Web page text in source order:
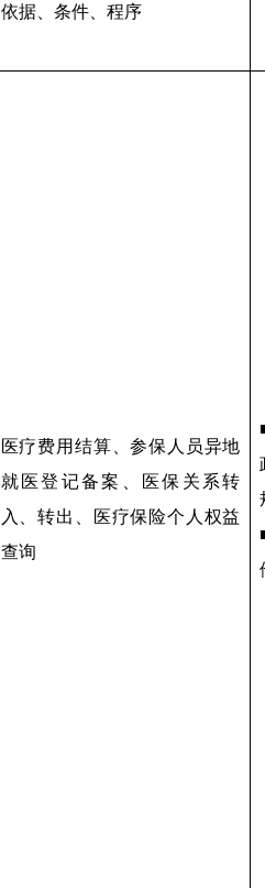
依据、条件、程序
医疗费用结算、参保人员异地
就医登记备案、医保关系转
入、转出、医疗保险个人权益
查询